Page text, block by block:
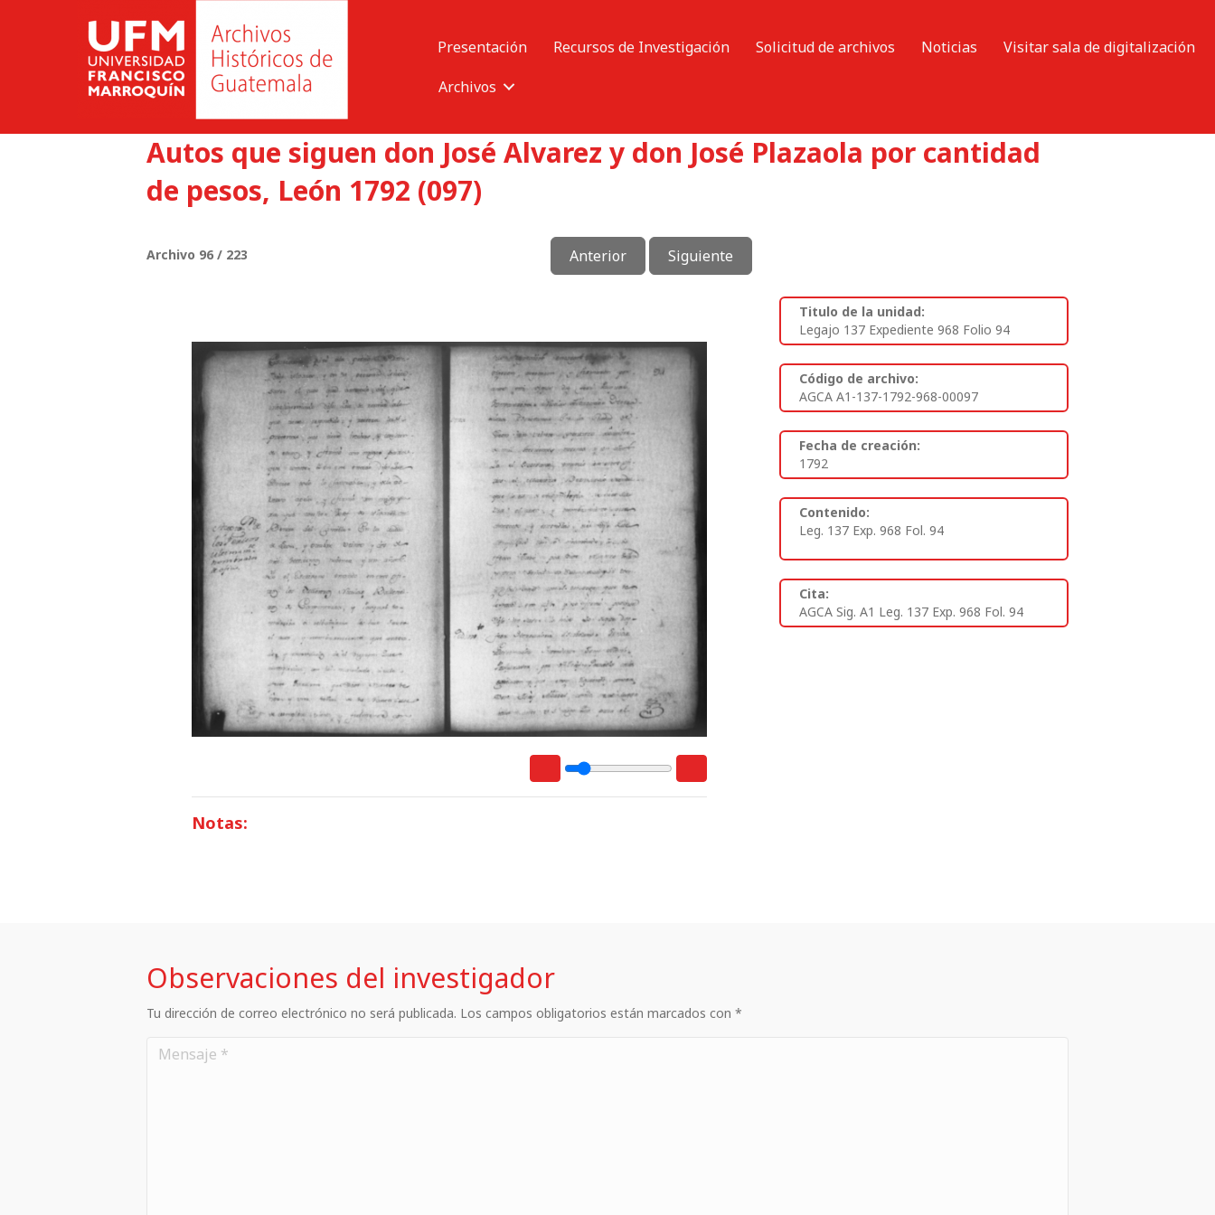
Presentación Recursos de Investigación Solicitud de archivos Noticias
Visitar sala de digitalización
Archivos
Autos que siguen don José Alvarez y don José Plazaola por cantidad
de pesos, León 1792 (097)
Archivo 96 / 223 Anterior Siguiente
Notas:
Titulo de la unidad:
Legajo 137 Expediente 968 Folio 94
Código de archivo:
AGCA A1-137-1792-968-00097
Fecha de creación:
1792
Contenido:
Leg. 137 Exp. 968 Fol. 94
Cita:
AGCA Sig. A1 Leg. 137 Exp. 968 Fol. 94
Observaciones del investigador
Tu dirección de correo electrónico no será publicada. Los campos obligatorios están marcados con *